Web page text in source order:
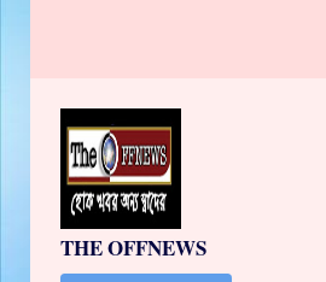
THE OFFNEWS